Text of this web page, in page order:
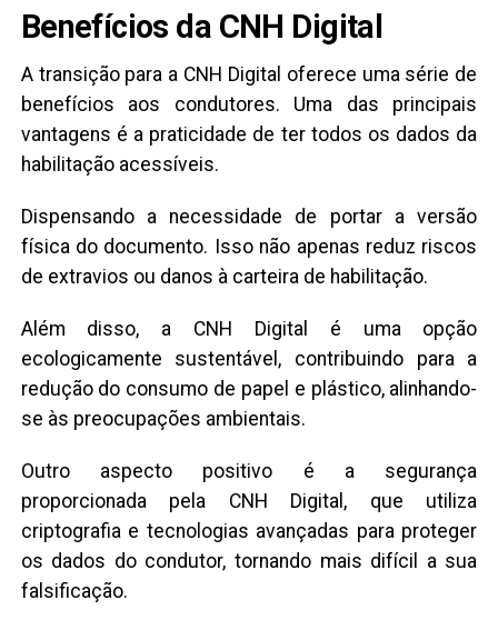
Benefícios da CNH Digital
A transição para a CNH Digital oferece uma série de
benefícios aos condutores. Uma das principais
vantagens é a praticidade de ter todos os dados da
habilitação acessíveis.
Dispensando a necessidade de portar a versão
física do documento. Isso não apenas reduz riscos
de extravios ou danos à carteira de habilitação.
Além disso, a CNH Digital é uma opção
ecologicamente sustentável, contribuindo para a
redução do consumo de papel e plástico, alinhando-
se às preocupações ambientais.
Outro aspecto positivo é a segurança
proporcionada pela CNH Digital, que utiliza
criptografia e tecnologias avançadas para proteger
os dados do condutor, tornando mais difícil a sua
falsificação.